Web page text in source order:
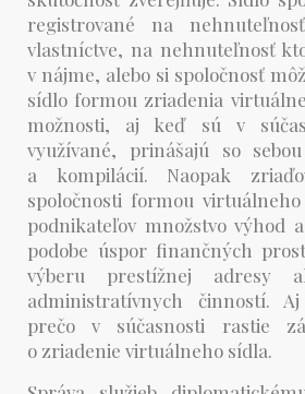
registrované na
vlastníctve, na nehnuteľnosť
v nájme, alebo si spoločnosť
sídlo formou zriadenia
možnosti, aj keď sú v
využívané, prinášajú so
a kompilácií. Naopak
spoločnosti formou
podnikateľov množstvo výhod
podobe úspor finančných
výberu prestížnej adresy
administratívnych činností.
prečo v súčasnosti rastie
o zriadenie virtuálneho sídla.